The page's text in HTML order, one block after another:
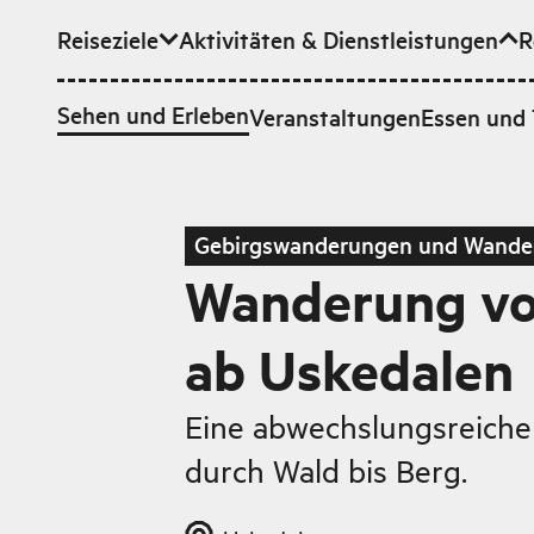
Zum Hauptinhalt
Reiseziele Aktivitäten & Dienstleistungen
Sehen und ErlebenVeranstaltungenEssen
Gebirgswanderungen und
Wanderung
ab Uskedalen
Eine
durch Wald bis Berg.